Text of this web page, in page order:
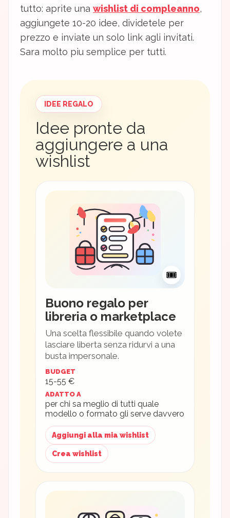
tutto: aprite una wishlist di compleanno,
aggiungete 10-20 idee, dividetele per
prezzo e inviate un solo link agli invitati.
Sara molto piu semplice per tutti.
IDEE REGALO
Idee pronte da
aggiungere a una
wishlist
🎟
Buono regalo per
libreria o marketplace
Una scelta flessibile quando volete
lasciare liberta senza ridurvi a una
busta impersonale.
BUDGET
15-55 €
ADATTO A
per chi sa meglio di tutti quale
modello o formato gli serve davvero
Aggiungi alla mia wishlist
Crea wishlist